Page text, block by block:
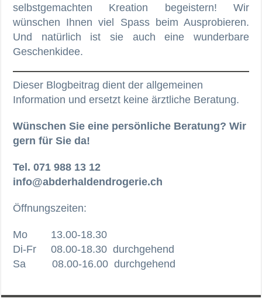
selbstgemachten Kreation begeistern! Wir
wünschen Ihnen viel Spass beim Ausprobieren.
Und natürlich ist sie auch eine wunderbare
Geschenkidee.
Dieser Blogbeitrag dient der allgemeinen
Information und ersetzt keine ärztliche Beratung.
Wünschen Sie eine persönliche Beratung? Wir
gern für Sie da!
Tel. 071 988 13 12
info@abderhaldendrogerie.ch
Öffnungszeiten:
Mo 13.00-18.30
Di-Fr 08.00-18.30 durchgehend
Sa 08.00-16.00 durchgehend